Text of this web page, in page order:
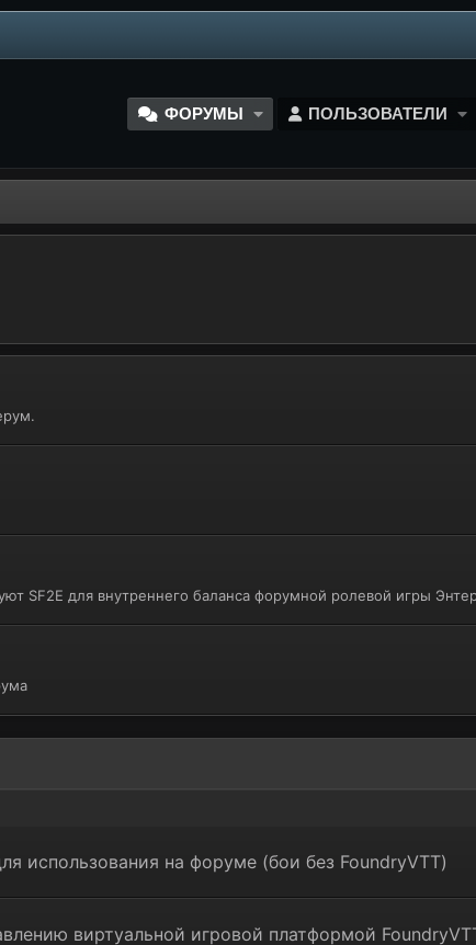
ФОРУМЫ ПОЛЬЗОВАТЕЛИ
SF2E для внутреннего баланса форумной ролевой игры
использования на форуме (бои без FoundryVTT)
виртуальной игровой платформой